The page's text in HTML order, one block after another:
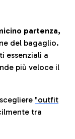
partenza,
del bagaglio.
essenziali a
più veloce il
"outfit
tra